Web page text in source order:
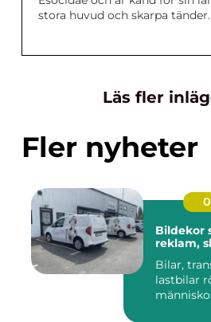
stora huvud och skarpa tänder.
Läs fler
Fler nyheter
Bildekor
reklam,
Bilar,
lastbilar